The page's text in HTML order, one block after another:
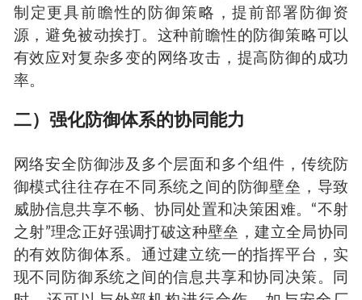
制定更具前瞻性的防御策略，提前部署防御资
源，避免被动挨打。这种前瞻性的防御策略可以
有效应对复杂多变的网络攻击，提高防御的成功
率。
二）强化防御体系的协同能力
网络安全防御涉及多个层面和多个组件，传统防
御模式往往存在不同系统之间的防御壁垒，导致
威胁信息共享不畅、协同处置和决策困难。“不射
之射”理念正好强调打破这种壁垒，建立全局协同
的有效防御体系。通过建立统一的指挥平台，实
现不同防御系统之间的信息共享和协同决策。同